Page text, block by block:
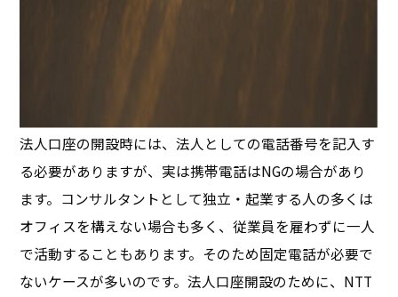
法人口座の開設時には、法人としての電話番号を記入す
る必要がありますが、実は携帯電話はNGの場合があり
ます。コンサルタントとして独立・起業する人の多くは
オフィスを構えない場合も多く、従業員を雇わずに一人
で活動することもあります。そのため固定電話が必要で
ないケースが多いのです。法人口座開設のために、NTT